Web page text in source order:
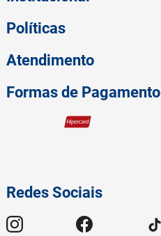
Políticas
Atendimento
Redes Sociais
Formas de Pagamento